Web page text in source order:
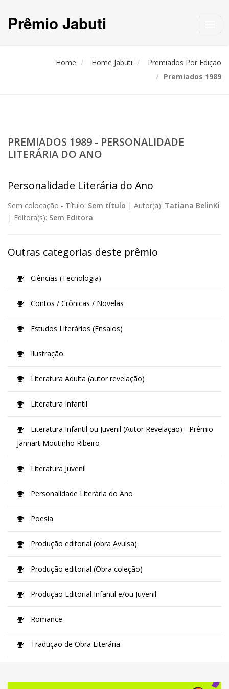
Prêmio Jabuti
Home Home Jabuti
Premiados Por Edição
Premiados 1989
PREMIADOS 1989 - PERSONALIDADE
LITERÁRIA DO ANO
Personalidade Literária do Ano
Sem colocação - Título: Sem título | Autor(a): Tatiana BelinKi
| Editora(s): Sem Editora
Outras categorias deste prêmio
Ciências (Tecnologia)
Contos / Crônicas / Novelas
Estudos Literários (Ensaios)
Ilustração.
Literatura Adulta (autor revelação)
Literatura Infantil
Literatura Infantil ou Juvenil (Autor Revelação) - Prêmio
Jannart Moutinho Ribeiro
Literatura Juvenil
Personalidade Literária do Ano
Poesia
Produção editorial (obra Avulsa)
Produção editorial (Obra coleção)
Produção Editorial Infantil e/ou Juvenil
Romance
Tradução de Obra Literária